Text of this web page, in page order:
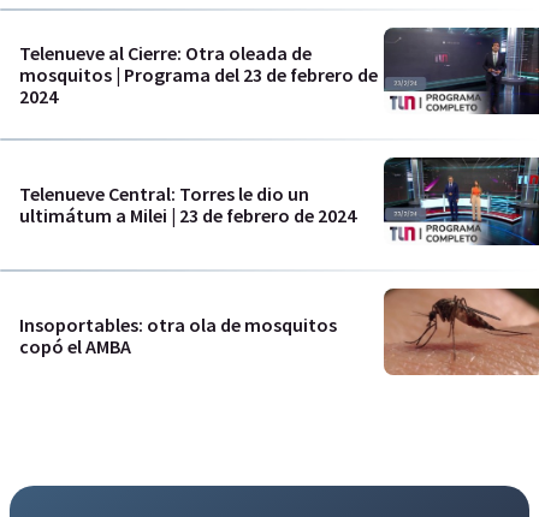
Telenueve al Cierre: Otra oleada de
mosquitos | Programa del 23 de febrero de
2024
Telenueve Central: Torres le dio un
ultimátum a Milei | 23 de febrero de 2024
Insoportables: otra ola de mosquitos
copó el AMBA